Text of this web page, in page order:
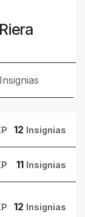
Insignias
12 Insignias
11 Insignias
12 Insignias